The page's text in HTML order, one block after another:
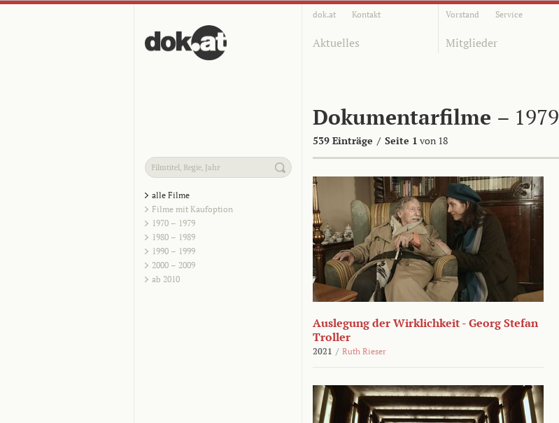
dok.at Kontakt Vorstand Service
Aktuelles Mitglieder
Dokumentarfilme – 1979
539 Einträge / Seite 1 von 18
alle Filme
Filme mit Kaufoption
1970 – 1979
1980 – 1989
1990 – 1999
2000 – 2009
ab 2010
Auslegung der Wirklichkeit - Georg Stefan
Troller
2021 / Ruth Rieser